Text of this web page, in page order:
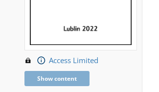
Access Limited
Show content